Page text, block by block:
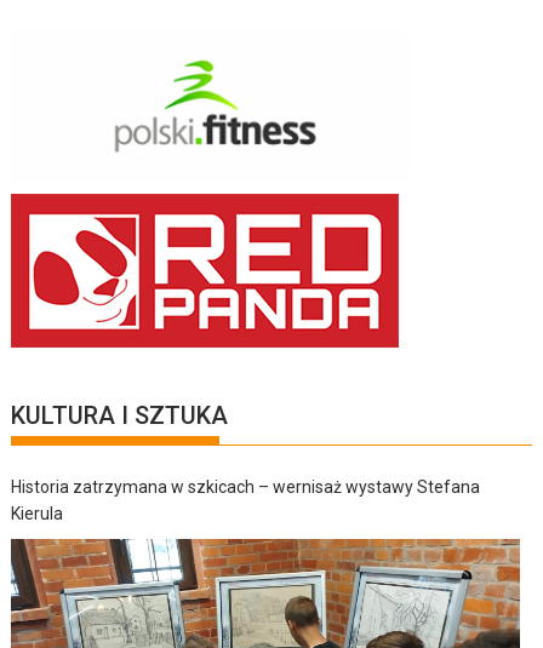
KULTURA I SZTUKA
Historia zatrzymana w szkicach – wernisaż wystawy Stefana
Kierula